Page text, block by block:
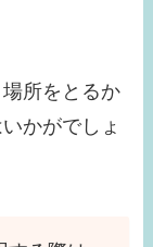
所をとるか
かがでしょ